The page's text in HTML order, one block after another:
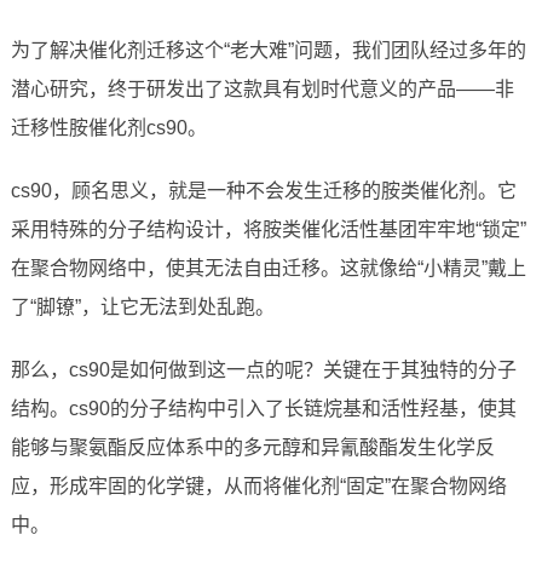
为了解决催化剂迁移这个“老大难”问题，我们团队经过多年的
潜心研究，终于研发出了这款具有划时代意义的产品——非
迁移性胺催化剂cs90。
cs90，顾名思义，就是一种不会发生迁移的胺类催化剂。它
采用特殊的分子结构设计，将胺类催化活性基团牢牢地“锁定”
在聚合物网络中，使其无法自由迁移。这就像给“小精灵”戴上
了“脚镣”，让它无法到处乱跑。
那么，cs90是如何做到这一点的呢？关键在于其独特的分子
结构。cs90的分子结构中引入了长链烷基和活性羟基，使其
能够与聚氨酯反应体系中的多元醇和异氰酸酯发生化学反
应，形成牢固的化学键，从而将催化剂“固定”在聚合物网络
中。